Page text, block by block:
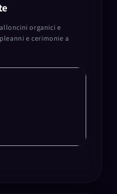
organici e
e cerimonie a